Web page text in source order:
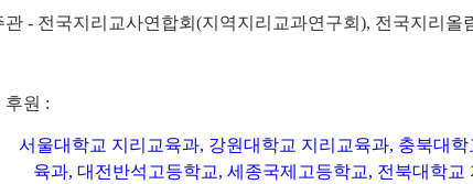
관 - 전국지리교사연합회 (지역지리교과연구회 ), 전국지리올
후원 :
서울대학교 지리교육과, 강원대학교 지리교육과, 충북대
육과,대전반석고등학교,세종국제고등학교, 전북대학교